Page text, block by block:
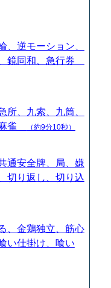
、逆モーション、
鏡同和、急行券
所、九索、九筒、
雀
（約9分10秒）
通安全牌、局、嫌
切り返し、切り込
、金鶏独立、筋心
い仕掛け、喰い